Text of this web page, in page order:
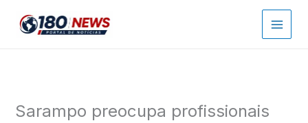
para
Sarampo preocupa profissionais